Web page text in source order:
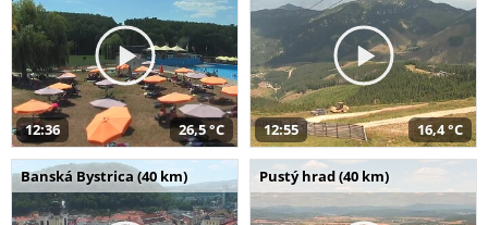
12:36 26,5 °C 12:55 16,4 °C
Banská Bystrica (40 km) Pustý hrad (40 km)